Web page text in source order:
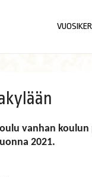
vanhan
2021.